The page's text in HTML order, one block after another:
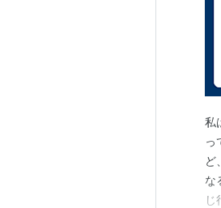
私
っ
ど
な
じ